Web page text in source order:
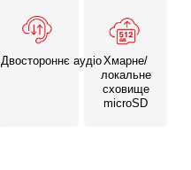
Двостороннє аудіоХмарне/
локальне
сховище
microSD